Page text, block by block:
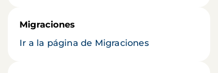
Migraciones
Ir a la página de Migraciones